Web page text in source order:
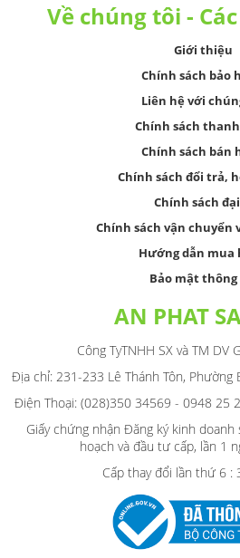
Về chúng tôi -
Giới thiệu
Chính sách bảo
Liên hệ với
Chính sách
Chính sách bán
Chính sách đổi trả,
Chính sách
Chính sách vận chuyển
Hướng dẫn mua
Bảo mật
AN PHAT
Công TyTNHH SX và TM DV
Địa chỉ: 231-233 Lê Thánh Tôn, Phường
Điện Thoại: (028)350 34569 - 0948 25
Giấy chứng nhận Đăng ký kinh
hoạch và đầu tư cấp, lần 1
Cấp thay đổi lần thứ 6 :